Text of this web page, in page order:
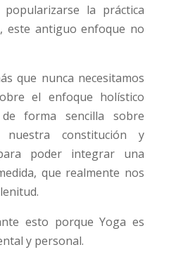
la práctica
este antiguo enfoque no
que nunca necesitamos
el enfoque holístico
forma sencilla sobre
nuestra constitución y
poder integrar una
que realmente nos
esto porque Yoga es
y personal.